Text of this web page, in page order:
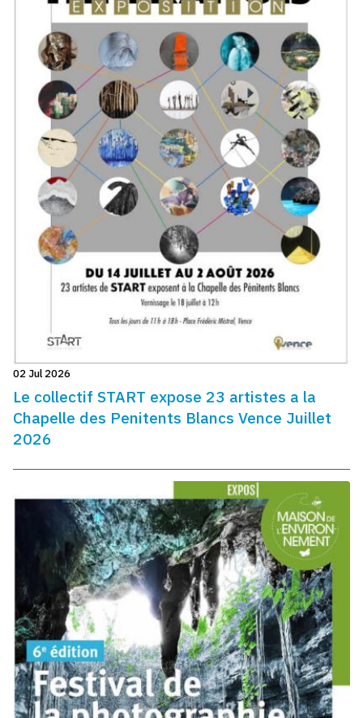
02 Jul 2026
Le collectif START expose 23 artistes a la
Chapelle des Penitents Blancs Vence Juillet
2026